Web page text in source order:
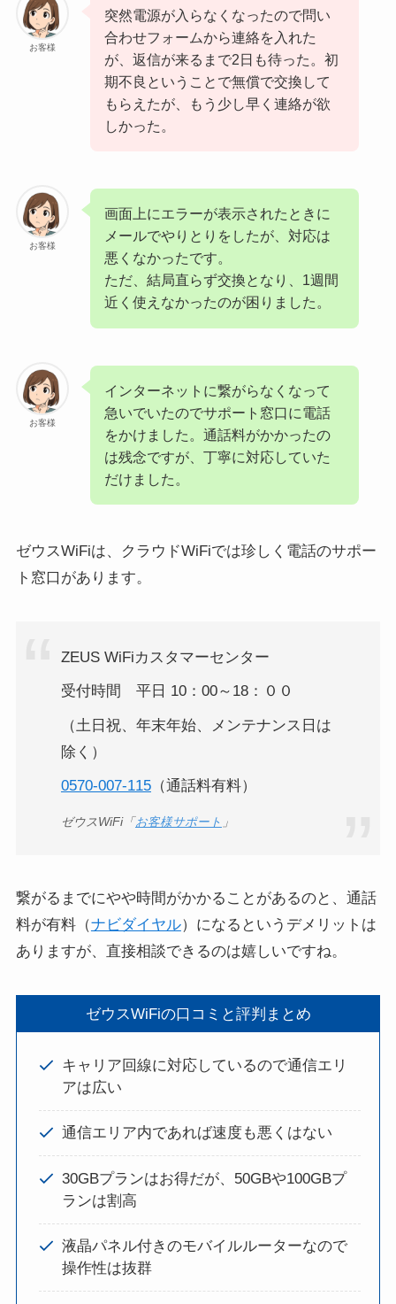
お客様
突然電源が入らなくなったので問い
合わせフォームから連絡を入れた
が、返信が来るまで2日も待った。初
期不良ということで無償で交換して
もらえたが、もう少し早く連絡が欲
しかった。
お客様
画面上にエラーが表示されたときに
メールでやりとりをしたが、対応は
悪くなかったです。
ただ、結局直らず交換となり、1週間
近く使えなかったのが困りました。
お客様
インターネットに繋がらなくなって
急いでいたのでサポート窓口に電話
をかけました。通話料がかかったの
は残念ですが、丁寧に対応していた
だけました。
ゼウスWiFiは、クラウドWiFiでは珍しく電話のサポー
ト窓口があります。
ZEUS WiFiカスタマーセンター
受付時間 平日 10：00～18：００
（土日祝、年末年始、メンテナンス日は
除く）
0570-007-115（通話料有料）
ゼウスWiFi「お客様サポート 」
繋がるまでにやや時間がかかることがあるのと、通話
料が有料（ナビダイヤル）になるというデメリットは
ありますが、直接相談できるのは嬉しいですね。
ゼウスWiFiの口コミと評判まとめ
キャリア回線に対応しているので通信エリ
アは広い
通信エリア内であれば速度も悪くはない
30GBプランはお得だが、50GBや100GBプ
ランは割高
液晶パネル付きのモバイルルーターなので
操作性は抜群